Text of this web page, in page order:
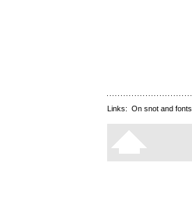
Links: On snot and fonts